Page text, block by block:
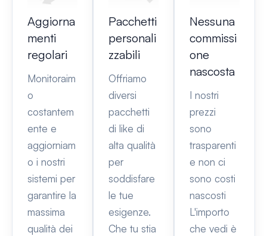
Aggiorna
menti
regolari
Monitoraim
o
costantem
ente e
aggiorniam
o i nostri
sistemi per
garantire la
massima
qualità dei
Pacchetti
personali
zzabili
Offriamo
diversi
pacchetti
di like di
alta qualità
per
soddisfare
le tue
esigenze.
Che tu stia
Nessuna
commissi
one
nascosta
I nostri
prezzi
sono
trasparenti
e non ci
sono costi
nascosti
L'importo
che vedi è